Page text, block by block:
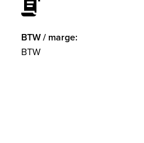
BTW / marge:
BTW